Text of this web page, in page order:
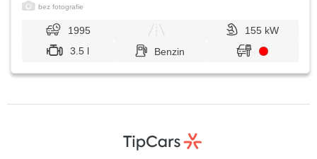
bez fotografie
1995
155 kW
3.5 l
Benzin